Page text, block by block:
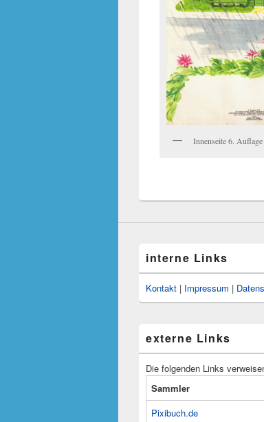
Innenseite 6.
interne Links
Kontakt | Impressum |
externe Links
Die folgenden Links
Sammler
Pixibuch.de